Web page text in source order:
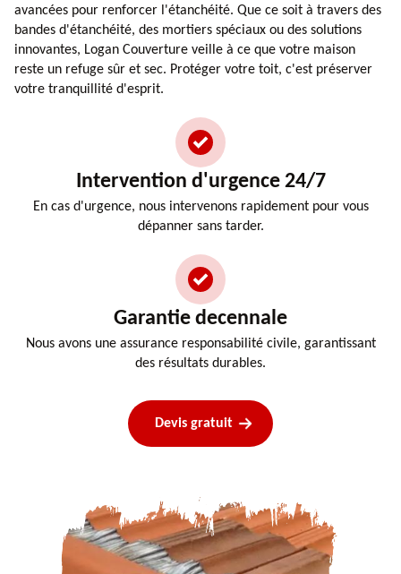
avancées pour renforcer l'étanchéité. Que ce soit à travers des
bandes d'étanchéité, des mortiers spéciaux ou des solutions
innovantes, Logan Couverture veille à ce que votre maison
reste un refuge sûr et sec. Protéger votre toit, c'est préserver
votre tranquillité d'esprit.
Intervention d'urgence 24/7
En cas d'urgence, nous intervenons rapidement pour vous
dépanner sans tarder.
Garantie decennale
Nous avons une assurance responsabilité civile, garantissant
des résultats durables.
Devis gratuit